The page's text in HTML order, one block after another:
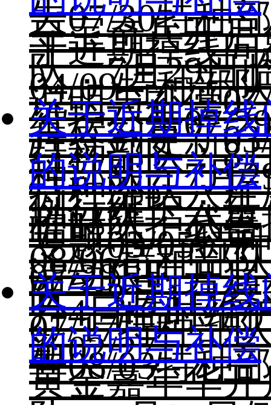
告07/30特种
队：7月29日
维护公告07/
种部队：7月
临时维护公告
07/29
夺宝奇兵开
04/09特种部
月签到更新
特种部队：
专题03/05特
队：3月1日
新02/27
于近期掉线
说明与补偿
特种部队：8
例行维护公告
08/06特种部
月4日临时维
告08/03特种
关于近期掉
的说明与补偿
种部队：武
活动限时开启
07/17特种部
黄金嘉年华开
关于近期掉
的说明与补偿